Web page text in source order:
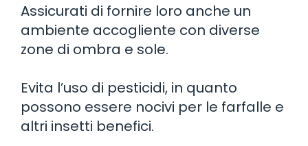
Assicurati di fornire loro anche un
ambiente accogliente con diverse
zone di ombra e sole.
Evita l’uso di pesticidi, in quanto
possono essere nocivi per le farfalle e
altri insetti benefici.